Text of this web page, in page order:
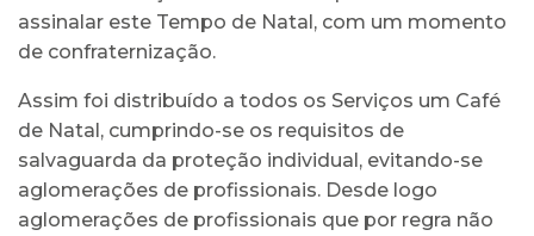
assinalar este Tempo de Natal, com um momento
de confraternização.
Assim foi distribuído a todos os Serviços um Café
de Natal, cumprindo-se os requisitos de
salvaguarda da proteção individual, evitando-se
aglomerações de profissionais. Desde logo
aglomerações de profissionais que por regra não